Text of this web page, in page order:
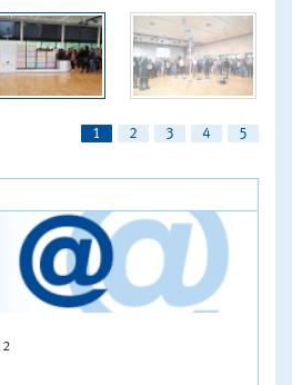
1 2 3 4 5
2